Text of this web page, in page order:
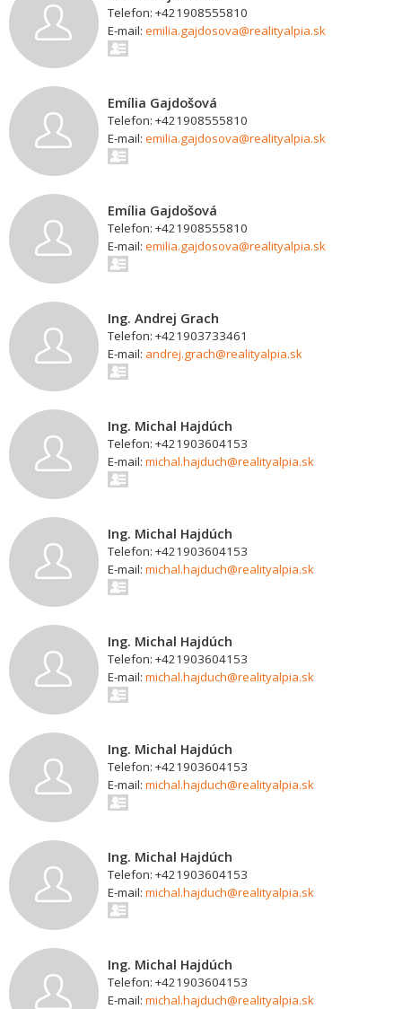
Telefon: +421908555810
E-mail: emilia.gajdosova@realityalpia.sk
Emília Gajdošová
Telefon: +421908555810
E-mail: emilia.gajdosova@realityalpia.sk
Emília Gajdošová
Telefon: +421908555810
E-mail: emilia.gajdosova@realityalpia.sk
Ing. Andrej Grach
Telefon: +421903733461
E-mail: andrej.grach@realityalpia.sk
Ing. Michal Hajdúch
Telefon: +421903604153
E-mail: michal.hajduch@realityalpia.sk
Ing. Michal Hajdúch
Telefon: +421903604153
E-mail: michal.hajduch@realityalpia.sk
Ing. Michal Hajdúch
Telefon: +421903604153
E-mail: michal.hajduch@realityalpia.sk
Ing. Michal Hajdúch
Telefon: +421903604153
E-mail: michal.hajduch@realityalpia.sk
Ing. Michal Hajdúch
Telefon: +421903604153
E-mail: michal.hajduch@realityalpia.sk
Ing. Michal Hajdúch
Telefon: +421903604153
E-mail: michal.hajduch@realityalpia.sk